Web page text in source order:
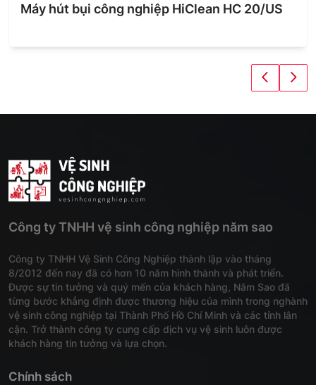
Máy hút bụi công nghiệp HiClean HC 20/US
Công ty TNHH vệ sinh công nghiệp năm sao
Công ty TNHH Vệ Sinh Công Nghiệp thành lập vào tháng
8/2012 đến nay đã có hơn 10 năm hình thành và phát triển.
Được sự tin tưởng và quý mến của khách hàng, Năm Sao đã
từng bước khẳng định được thương hiệu của mình trong nghành
vệ sinh công nghiệp tại Thành Phố Hồ Chí Minh và các tỉnh lân
cận. Trở thành công ty cung cấp dịch vụ vệ sinh luôn được
khách hàng tin tưởng và lựa chọn.
Chính sách